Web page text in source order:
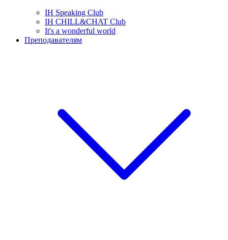
IH Speaking Club
IH CHILL&CHAT Club
It's a wonderful world
Преподавателям